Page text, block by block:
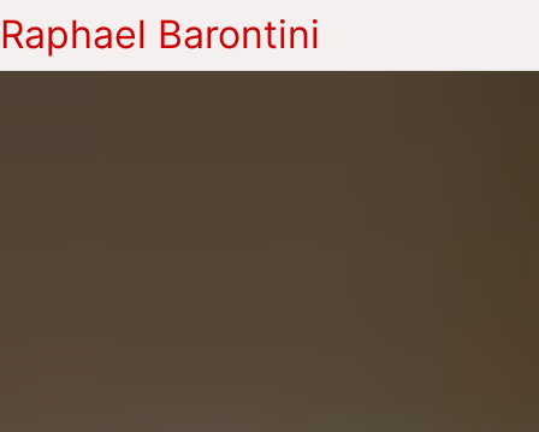
Raphael Barontini